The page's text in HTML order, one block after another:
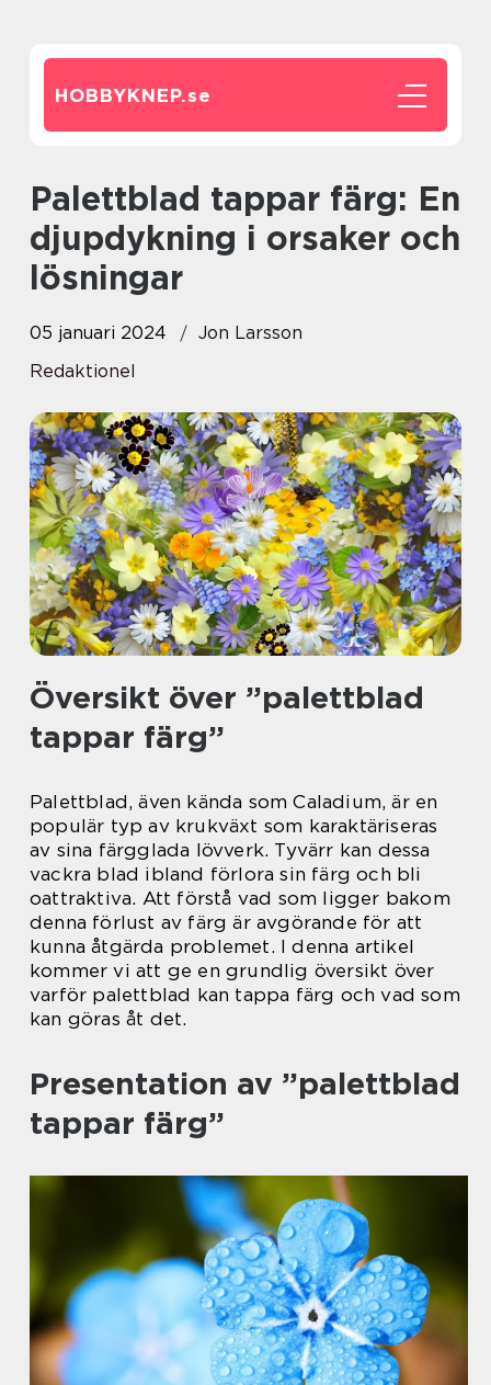
HOBBYKNEP.se
Palettblad tappar färg: En
djupdykning i orsaker och
lösningar
05 januari 2024
Jon Larsson
Redaktionel
Översikt över ”palettblad
tappar färg”
Palettblad, även kända som Caladium, är en
populär typ av krukväxt som karaktäriseras
av sina färgglada lövverk. Tyvärr kan dessa
vackra blad ibland förlora sin färg och bli
oattraktiva. Att förstå vad som ligger bakom
denna förlust av färg är avgörande för att
kunna åtgärda problemet. I denna artikel
kommer vi att ge en grundlig översikt över
varför palettblad kan tappa färg och vad som
kan göras åt det.
Presentation av ”palettblad
tappar färg”